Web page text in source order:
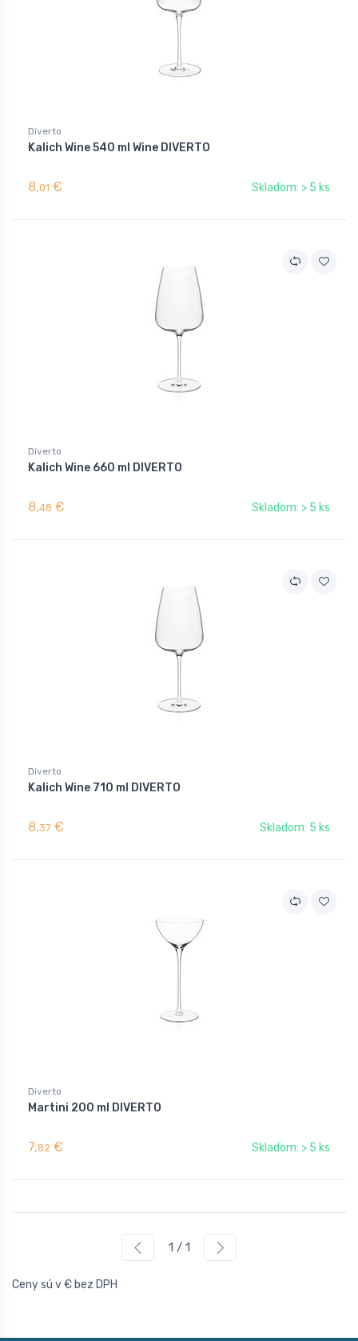
Diverto
Kalich Wine 540 ml Wine DIVERTO
8,01 € Skladom: > 5 ks
Diverto
Kalich Wine 660 ml DIVERTO
8,48 € Skladom: > 5 ks
Diverto
Kalich Wine 710 ml DIVERTO
8,37 € Skladom: 5 ks
Diverto
Martini 200 ml DIVERTO
7,82 € Skladom: > 5 ks
1 / 1
Ceny sú v € bez DPH